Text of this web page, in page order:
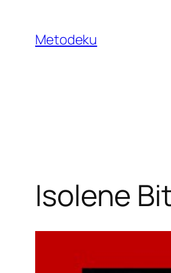
content
Metodeku
Isolene